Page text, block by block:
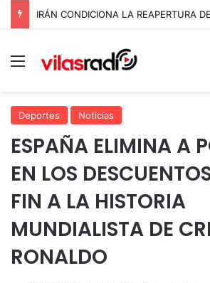
Menú
Deportes Noticias
ESPAÑA ELIMINA A
EN LOS
FIN A LA HISTORIA
MUNDIALISTA DE
RONALDO